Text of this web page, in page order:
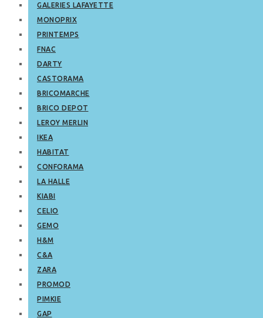
GALERIES LAFAYETTE
MONOPRIX
PRINTEMPS
FNAC
DARTY
CASTORAMA
BRICOMARCHE
BRICO DEPOT
LEROY MERLIN
IKEA
HABITAT
CONFORAMA
LA HALLE
KIABI
CELIO
GEMO
H&M
C&A
ZARA
PROMOD
PIMKIE
GAP